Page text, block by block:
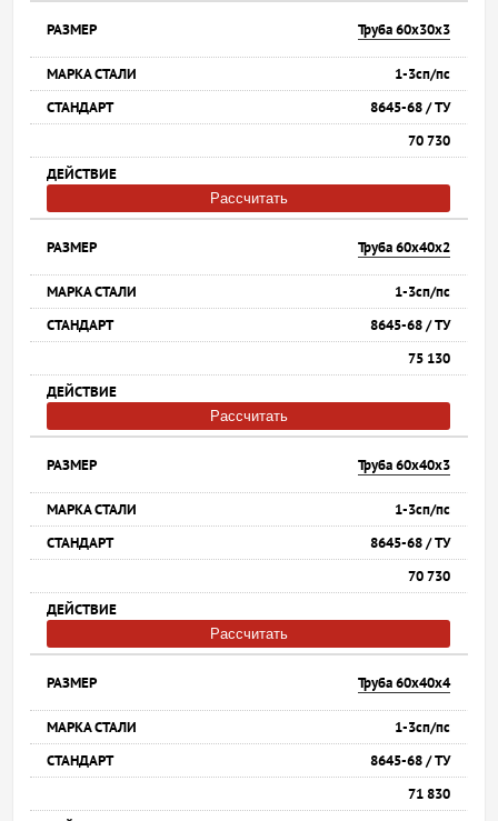
Труба 60х30х3
1-3сп/пс
8645-68 / ТУ
70 730
Рассчитать
Труба 60х40х2
1-3сп/пс
8645-68 / ТУ
75 130
Рассчитать
Труба 60х40х3
1-3сп/пс
8645-68 / ТУ
70 730
Рассчитать
Труба 60х40х4
1-3сп/пс
8645-68 / ТУ
71 830